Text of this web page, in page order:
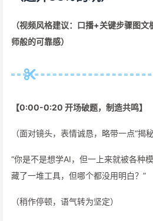
（视频风格建议：口播+关键步骤图
师般的可靠感）
【0:00-0:20 开场破题，制造共鸣】
（面对镜头，表情诚恳，略带一点“揭秘
“你是不是想学AI，但一上来就被各种
藏了一堆工具，但哪个都没用明白？”
（稍作停顿，语气转为坚定）